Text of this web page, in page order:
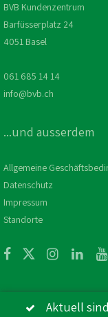
BVB Kundenzentrum
Barfüsserplatz 24
4051 Basel
061 685 14 14
info@bvb.ch
...und ausserdem
Allgemeine
Datenschutz
Impressum
Standorte
Aktuell